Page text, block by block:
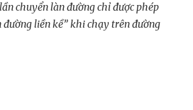
chuyển làn đường chỉ được phép
liền kề” khi chạy trên đường